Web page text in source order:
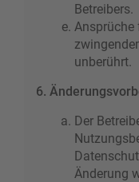
Betreibers.
Ansprüche
unberührt.
6.
Der
Änderung